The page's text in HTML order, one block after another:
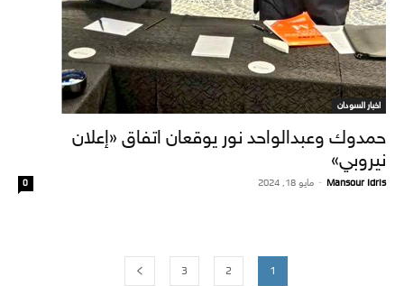
اخبار السودان
حمدوك وعبدالواحد نور يوقعان اتفاق «إعلان
نيروبي»
Mansour Idris
- مايو 18, 2024 0
1
2
3